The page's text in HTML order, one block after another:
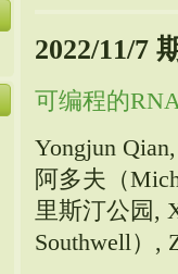
2022/11/7
可编程的
Yongjun
阿多夫（
里斯汀公园,
Southwell）,